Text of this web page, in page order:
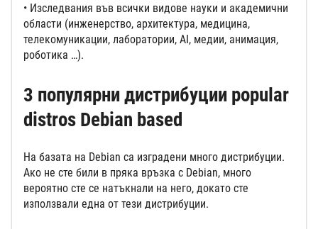
• Изследвания във всички видове науки и академични
области (инженерство, архитектура, медицина,
телекомуникации, лаборатории, AI, медии, анимация,
роботика …).
3 популярни дистрибуции popular
distros Debian based
На базата на Debian са изградени много дистрибуции.
Ако не сте били в пряка връзка с Debian, много
вероятно сте се натъкнали на него, докато сте
използвали една от тези дистрибуции.